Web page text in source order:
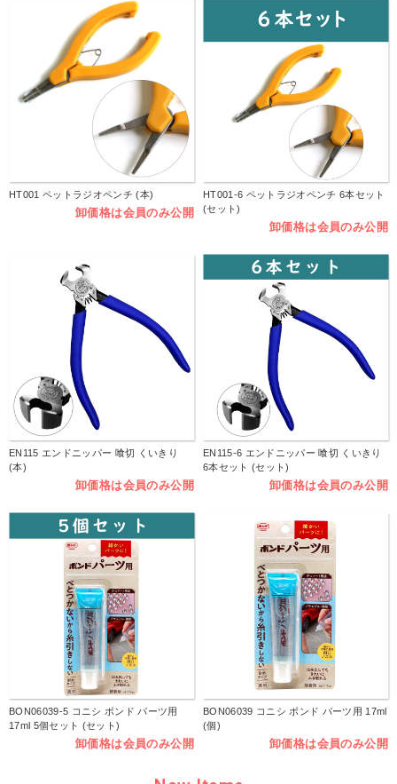
HT001 ペットラジオペンチ (本)
卸価格は会員のみ公開
HT001-6 ペットラジオペンチ 6本セット
(セット)
卸価格は会員のみ公開
EN115 エンドニッパー 喰切 くいきり
(本)
卸価格は会員のみ公開
EN115-6 エンドニッパー 喰切 くいきり
6本セット (セット)
卸価格は会員のみ公開
BON06039-5 コニシ ボンド パーツ用
17ml 5個セット (セット)
卸価格は会員のみ公開
BON06039 コニシ ボンド パーツ用 17ml
(個)
卸価格は会員のみ公開